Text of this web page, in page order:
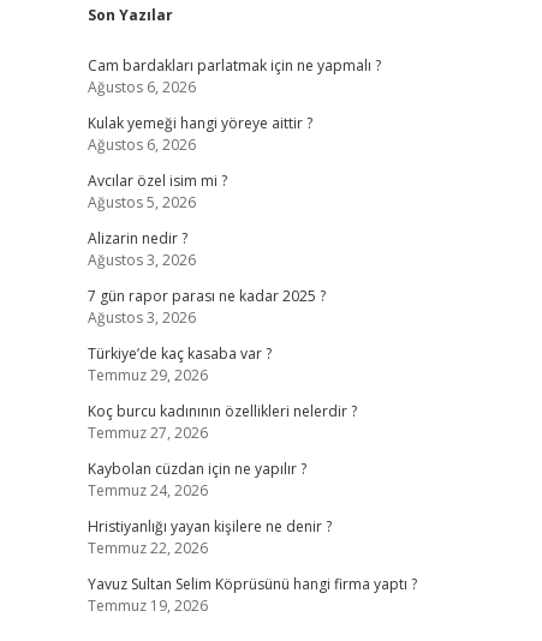
Sidebar
Son Yazılar
Cam bardakları parlatmak için ne yapmalı ?
Ağustos 6, 2026
Kulak yemeği hangi yöreye aittir ?
Ağustos 6, 2026
Avcılar özel isim mi ?
Ağustos 5, 2026
Alizarin nedir ?
Ağustos 3, 2026
7 gün rapor parası ne kadar 2025 ?
Ağustos 3, 2026
Türkiye’de kaç kasaba var ?
Temmuz 29, 2026
Koç burcu kadınının özellikleri nelerdir ?
Temmuz 27, 2026
Kaybolan cüzdan için ne yapılır ?
Temmuz 24, 2026
Hristiyanlığı yayan kişilere ne denir ?
Temmuz 22, 2026
Yavuz Sultan Selim Köprüsünü hangi firma yaptı ?
Temmuz 19, 2026